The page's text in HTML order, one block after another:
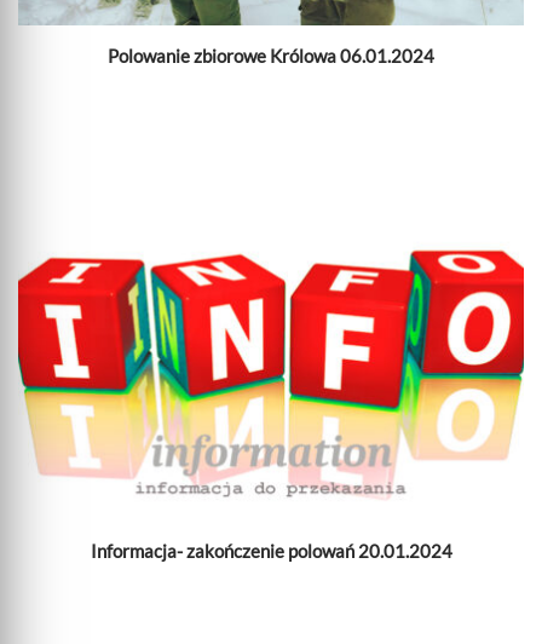
Polowanie zbiorowe Królowa 06.01.2024
Informacja- zakończenie polowań 20.01.2024